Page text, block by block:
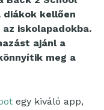
diákok kellően
iskolapadokba.
ajánl a
meg a
egy kiváló app,